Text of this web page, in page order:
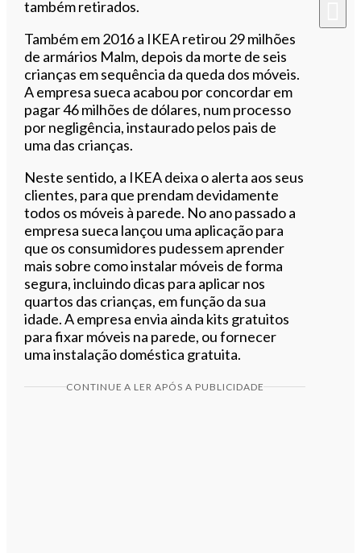
também retirados.
Também em 2016 a IKEA retirou 29 milhões
de armários Malm, depois da morte de seis
crianças em sequência da queda dos móveis.
A empresa sueca acabou por concordar em
pagar 46 milhões de dólares, num processo
por negligência, instaurado pelos pais de
uma das crianças.
Neste sentido, a IKEA deixa o alerta aos seus
clientes, para que prendam devidamente
todos os móveis à parede. No ano passado a
empresa sueca lançou uma aplicação para
que os consumidores pudessem aprender
mais sobre como instalar móveis de forma
segura, incluindo dicas para aplicar nos
quartos das crianças, em função da sua
idade. A empresa envia ainda kits gratuitos
para fixar móveis na parede, ou fornecer
uma instalação doméstica gratuita.
CONTINUE A LER APÓS A PUBLICIDADE